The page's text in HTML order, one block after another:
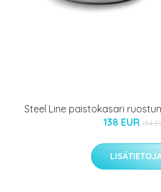
Steel Line paistokasari
138 EUR 154